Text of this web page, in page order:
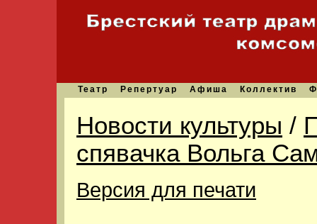
Театр Репертуар Афиша Коллектив
Новости культуры /
спявачка Вольга
Версия для печати